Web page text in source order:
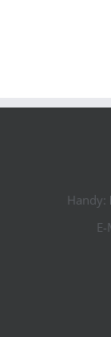
Handy: